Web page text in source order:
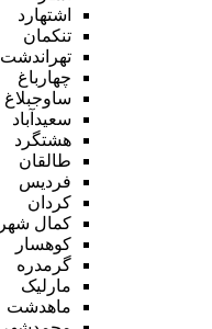
اشتهارد
تنکمان
تهراندشت
چهارباغ
ساوجبلاغ
سعیدآباد
هشتگرد
طالقان
فردیس
کردان
کمال شهر
کوهسار
گرمدره
مارلیک
ماهدشت